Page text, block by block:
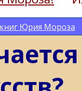
Юрия Мороза